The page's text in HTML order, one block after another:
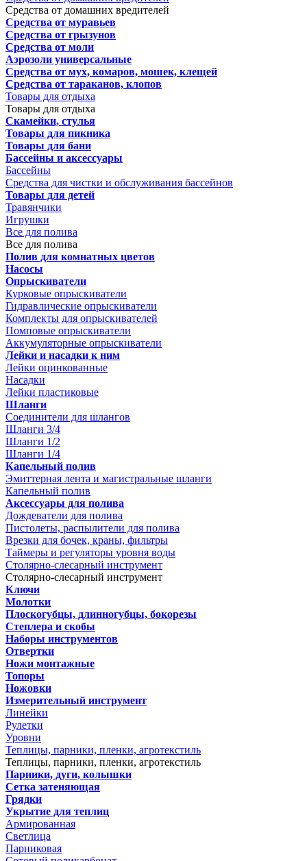
Средства от домашних вредителей
Средства от муравьев
Средства от грызунов
Средства от моли
Аэрозоли универсальные
Средства от мух, комаров, мошек, клещей
Средства от тараканов, клопов
Товары для отдыха
Товары для отдыха
Скамейки, стулья
Товары для пикника
Товары для бани
Бассейны и аксессуары
Бассейны
Средства для чистки и обслуживания бассейнов
Товары для детей
Травянчики
Игрушки
Все для полива
Все для полива
Полив для комнатных цветов
Насосы
Опрыскиватели
Курковые опрыскиватели
Гидравлические опрыскиватели
Комплекты для опрыскивателей
Помповые опрыскиватели
Аккумуляторные опрыскиватели
Лейки и насадки к ним
Лейки оцинкованные
Насадки
Лейки пластиковые
Шланги
Соединители для шлангов
Шланги 3/4
Шланги 1/2
Шланги 1/4
Капельный полив
Эмиттерная лента и магистральные шланги
Капельный полив
Аксессуары для полива
Дождеватели для полива
Пистолеты, распылители для полива
Врезки для бочек, краны, фильтры
Таймеры и регуляторы уровня воды
Столярно-слесарный инструмент
Столярно-слесарный инструмент
Ключи
Молотки
Плоскогубцы, длинногубцы, бокорезы
Степлера и скобы
Наборы инструментов
Отвертки
Ножи монтажные
Топоры
Ножовки
Измерительный инструмент
Линейки
Рулетки
Уровни
Теплицы, парники, пленки, агротекстиль
Теплицы, парники, пленки, агротекстиль
Парники, дуги, колышки
Сетка затеняющая
Грядки
Укрытие для теплиц
Армированная
Светлица
Парниковая